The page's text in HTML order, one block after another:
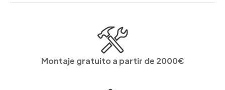
Montaje gratuito a partir de 2000€